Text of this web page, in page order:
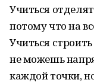
Учиться
потому что на
Учиться
не можешь
каждой точки,